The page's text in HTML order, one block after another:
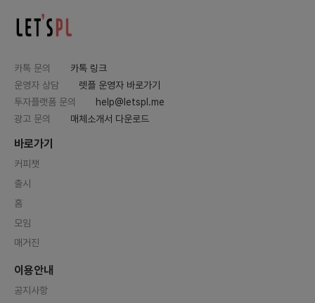
카톡 문의
카톡 링크
운영자 상담
렛플 운영자 바로가기
투자플랫폼 문의
help@letspl.me
광고 문의
매체소개서 다운로드
바로가기
커피챗
출시
홈
모임
매거진
이용안내
공지사항